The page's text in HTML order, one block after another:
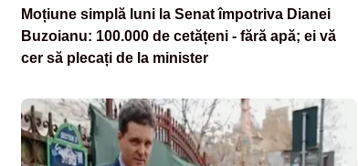
Moțiune simplă luni la Senat împotriva Dianei
Buzoianu: 100.000 de cetățeni - fără apă; ei vă
cer să plecați de la minister